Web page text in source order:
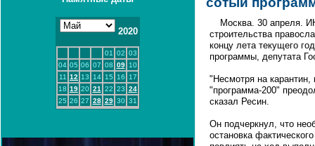
2020
01 02 03
04 05 06 07 08 09 10
11 12 13 14 15 16
17
18 19 20 21 22 23 24
25 26 27 28 29 30 31
Москва. 30 апреля.
строительства
концу лета текущего
программы, депутата
"Несмотря на карантин,
"программа-200"
сказал Ресин.
Он подчеркнул, что
остановка